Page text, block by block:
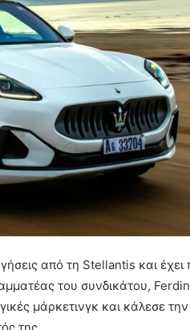
από τη Stellantis και έχει
του συνδικάτου,
μάρκετινγκ και κάλεσε την